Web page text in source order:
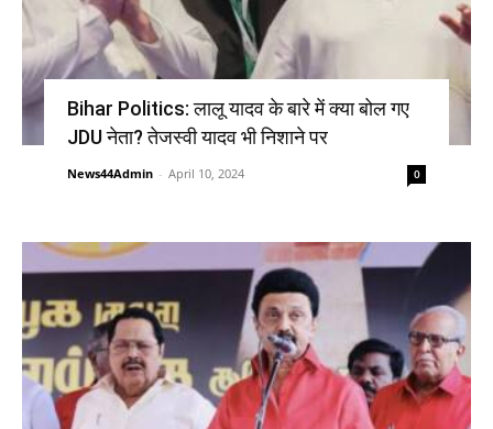
Bihar Politics: लालू यादव के बारे में क्या बोल गए
JDU नेता? तेजस्वी यादव भी निशाने पर
News44Admin - April 10, 2024 0